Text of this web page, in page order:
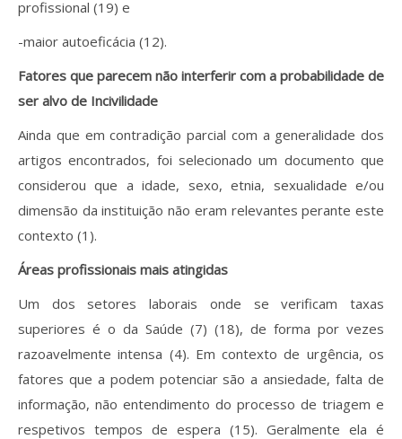
profissional (19) e
-maior autoeficácia (12).
Fatores que parecem não interferir com a probabilidade de
ser alvo de Incivilidade
Ainda que em contradição parcial com a generalidade dos
artigos encontrados, foi selecionado um documento que
considerou que a idade, sexo, etnia, sexualidade e/ou
dimensão da instituição não eram relevantes perante este
contexto (1).
Áreas profissionais mais atingidas
Um dos setores laborais onde se verificam taxas
superiores é o da Saúde (7) (18), de forma por vezes
razoavelmente intensa (4). Em contexto de urgência, os
fatores que a podem potenciar são a ansiedade, falta de
informação, não entendimento do processo de triagem e
respetivos tempos de espera (15). Geralmente ela é